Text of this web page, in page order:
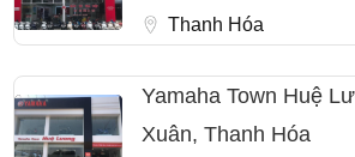
Thanh Hóa
Yamaha Town Huệ
Xuân, Thanh Hóa